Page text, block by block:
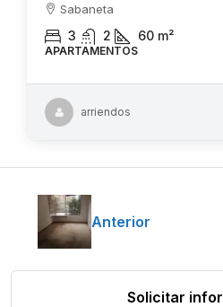
Sabaneta
3 2 60 m²
APARTAMENTOS
arriendos
Anterior
Solicitar